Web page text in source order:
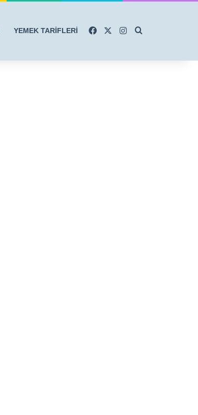
YEMEK TARİFLERİ FacebookInstagram